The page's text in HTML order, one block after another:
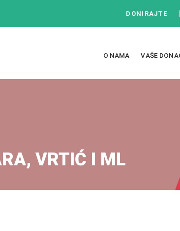
DONIRAJTE
O NAMA VAŠE
VRTIĆ I ML